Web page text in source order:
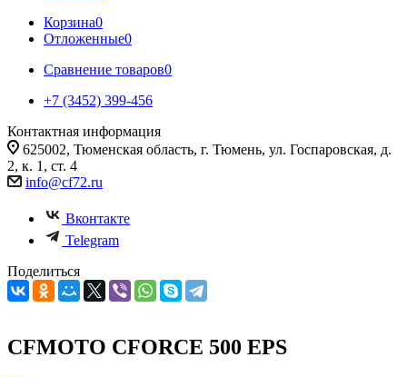
Корзина0
Отложенные0
Сравнение товаров0
+7 (3452) 399-456
Контактная информация
625002, Тюменская область, г. Тюмень, ул. Госпаровская, д.
2, к. 1, ст. 4
info@cf72.ru
Вконтакте
Telegram
Поделиться
CFMOTO CFORCE 500 EPS